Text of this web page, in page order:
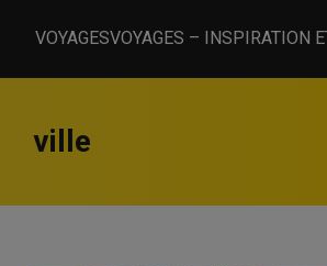
VOYAGESVOYAGES – INSPIRATION
ville